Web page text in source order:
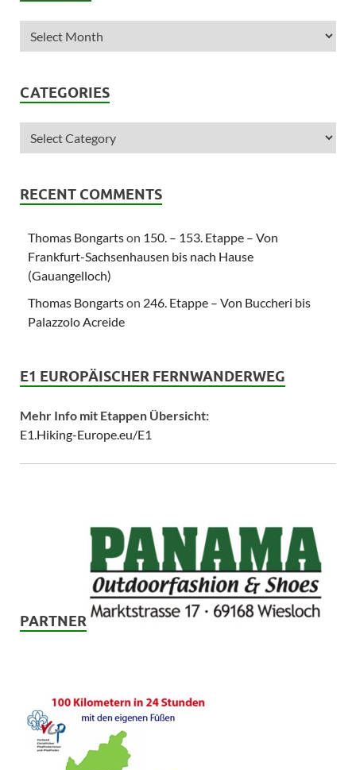
CATEGORIES
RECENT COMMENTS
Thomas Bongartson 150. – 153. Etappe – Von
Frankfurt-Sachsenhausen bis nach Hause
(Gauangelloch)
Thomas Bongartson 246. Etappe – Von Buccheri bis
Palazzolo Acreide
E1 EUROPÄISCHER FERNWANDERWEG
Mehr Info mit Etappen Übersicht:
E1.Hiking-Europe.eu/E1
PARTNER